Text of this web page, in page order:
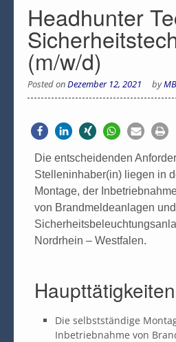
Headhunter
(m/w/d)
Posted onDezember 12, 2021 by
Die entscheidenden
Stelleninhaber(in) liegen in
Montage, der
von Brandmeldeanlagen und
Nordrhein – Westfalen.
Haupttätigkeiten
Die selbstständige
Inbetriebnahme von